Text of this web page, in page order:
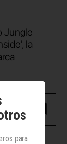
Jungle
la
para